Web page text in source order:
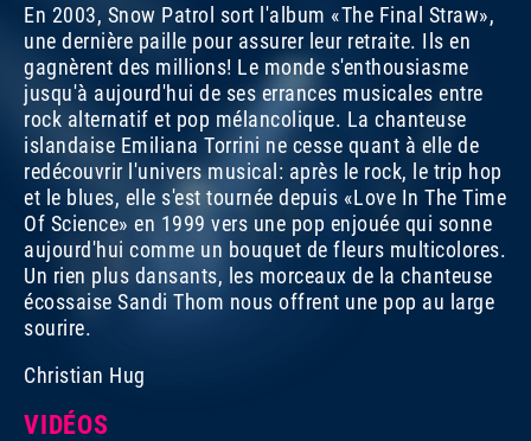
En 2003, Snow Patrol sort l'album «The Final Straw»,
une dernière paille pour assurer leur retraite. Ils en
gagnèrent des millions! Le monde s'enthousiasme
jusqu'à aujourd'hui de ses errances musicales entre
rock alternatif et pop mélancolique. La chanteuse
islandaise Emiliana Torrini ne cesse quant à elle de
redécouvrir l'univers musical: après le rock, le trip hop
et le blues, elle s'est tournée depuis «Love In The Time
Of Science» en 1999 vers une pop enjouée qui sonne
aujourd'hui comme un bouquet de fleurs multicolores.
Un rien plus dansants, les morceaux de la chanteuse
écossaise Sandi Thom nous offrent une pop au large
sourire.
Christian Hug
VIDÉOS